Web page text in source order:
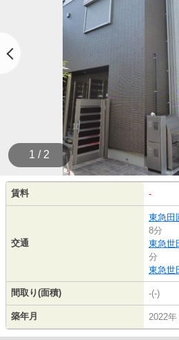
1 / 2
賃料 -
交通
東急田
8分
東急世
分
東急世
間取り(面積) -(-)
築年月 2022